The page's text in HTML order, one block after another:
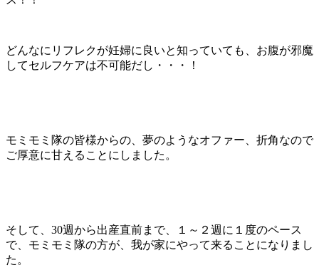
どんなにリフレクが妊婦に良いと知っていても、お腹が邪魔
してセルフケアは不可能だし・・・！
モミモミ隊の皆様からの、夢のようなオファー、折角なので
ご厚意に甘えることにしました。
そして、30週から出産直前まで、１～２週に１度のペース
で、モミモミ隊の方が、我が家にやって来ることになりまし
た。